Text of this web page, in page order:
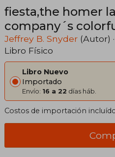
fiesta,the homer
company´s
Jeffrey B. Snyder (Autor) ·
Libro Físico
Libro Nuevo
Importado
Envío: 16 a 22 días háb.
Costos de importación